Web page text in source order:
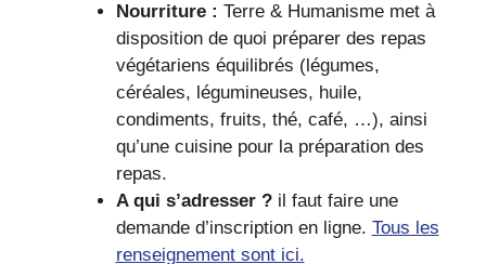
Nourriture : Terre & Humanisme met à
disposition de quoi préparer des repas
végétariens équilibrés (légumes,
céréales, légumineuses, huile,
condiments, fruits, thé, café, …), ainsi
qu’une cuisine pour la préparation des
repas.
A qui s’adresser ?il faut faire une
demande d’inscription en ligne. Tous les
renseignement sont ici.